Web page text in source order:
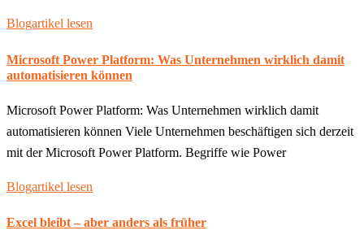
Blogartikel lesen
Microsoft Power Platform: Was Unternehmen wirklich damit
automatisieren können
Microsoft Power Platform: Was Unternehmen wirklich damit
automatisieren können Viele Unternehmen beschäftigen sich derzeit
mit der Microsoft Power Platform. Begriffe wie Power
Blogartikel lesen
Excel bleibt – aber anders als früher